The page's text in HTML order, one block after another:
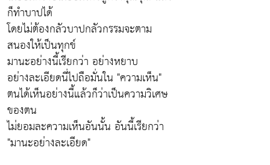
ก็ทำบาปได้
โดยไม่ต้องกลัวบาปกลัวกรรมจะตาม
สนองให้เป็นทุกข์
มานะอย่างนี้เรียกว่า อย่างหยาบ
อย่างละเอียดนี่ไปถือมั่นใน "ความเห็น"
ตนได้เห็นอย่างนี้แล้วก็ว่าเป็นความวิเศษ
ของตน
ไม่ยอมละความเห็นอันนั้น อันนี้เรียกว่า
"มานะอย่างละเอียด"